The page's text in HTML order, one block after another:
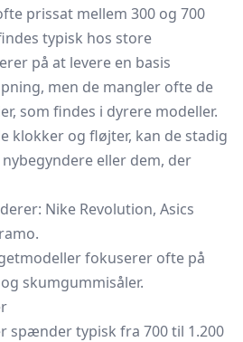
prissat mellem 300 og 700
typisk hos store
på at levere en basis
men de mangler ofte de
som findes i dyrere modeller.
klokker og fløjter, kan de stadig
eller dem, der
Nike Revolution, Asics
fokuserer ofte på
skumgummisåler.
spænder typisk fra 700 til 1.200